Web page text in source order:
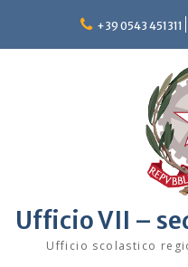
content
+39 0543 451311
Ufficio VII –
Ufficio scolastico